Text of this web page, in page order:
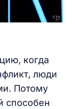
когда
люди
Потому
способен